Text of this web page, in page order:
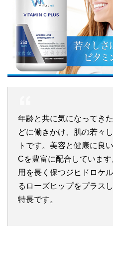
年齢と共に気になってき
どに働きかけ、肌の若々
トです。美容と健康に良
Cを豊富に配合していま
用を長く保つジヒドロケ
るローズヒップをプラス
特長です。